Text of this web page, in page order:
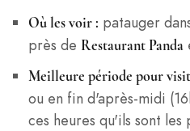
Où les voir : patauger
près de Restaurant Panda
Meilleure période pour
ou en fin d'après-midi
ces heures qu'ils sont les